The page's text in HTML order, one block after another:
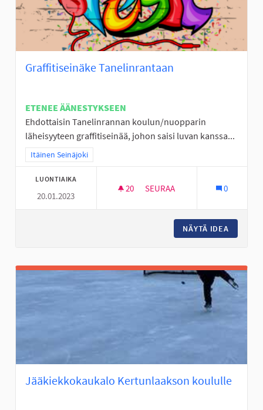
Graffitiseinäke Tanelinrantaan
ETENEE ÄÄNESTYKSEEN
Ehdottaisin Tanelinrannan koulun/nuopparin
läheisyyteen graffitiseinää, johon saisi luvan kanssa...
Rajaa tulokset teeman mukaan: Itäinen Seinäjoki
Itäinen Seinäjoki
LUONTIAIKA
20.01.2023
20 20 SEURAAJAA
SEURAA 0
NÄYTÄ IDEA
Jääkiekkokaukalo Kertunlaakson koululle